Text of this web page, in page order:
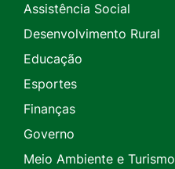
Assistência Social
Desenvolvimento Rural
Educação
Esportes
Finanças
Governo
Meio Ambiente e Turismo